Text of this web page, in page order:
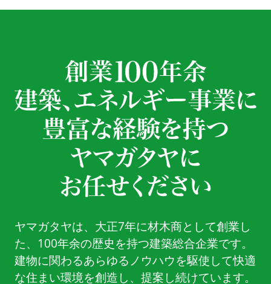
ヤマガタヤは、大正7年に材木商として創業し
た、100年余の歴史を持つ建築総合企業です。
建物に関わるあらゆるノウハウを駆使して快適
な住まい環境を創造し、提案し続けています。